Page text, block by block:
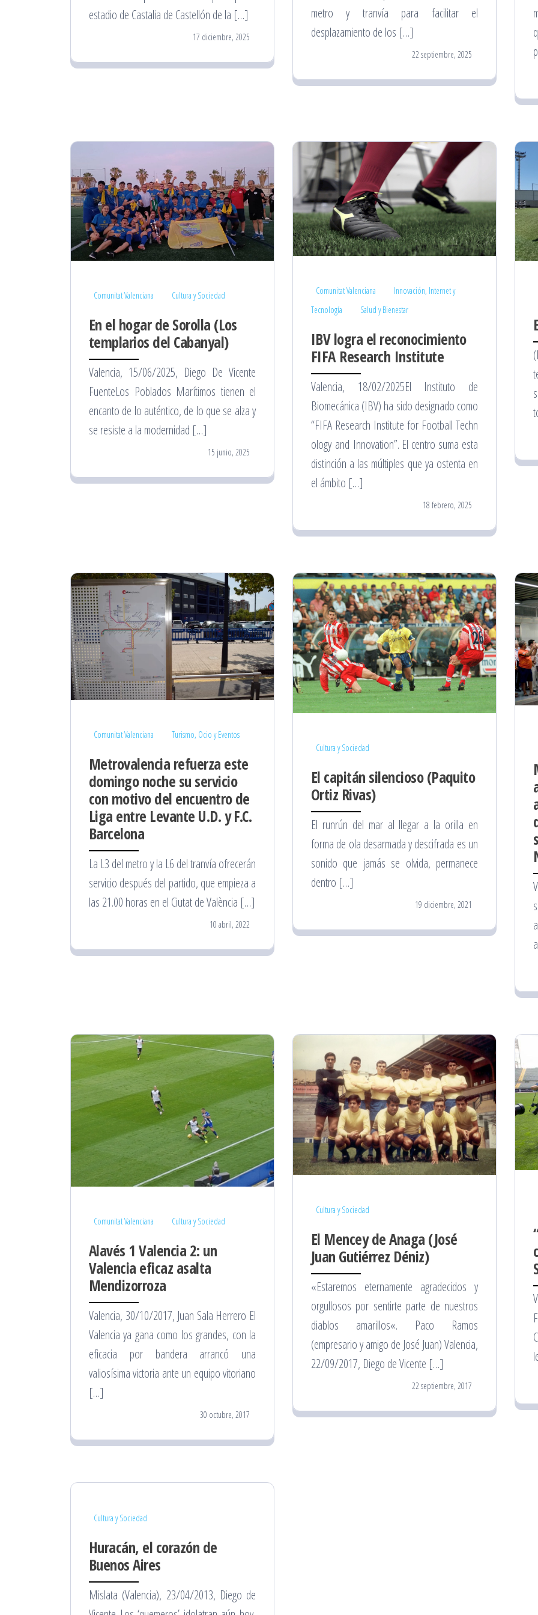
estadio de Castalia de Castellón de la […]
17 diciembre, 2025
metro y tranvía para facilitar el
desplazamiento de los […]
22 septiembre, 2025
Comunitat Valenciana Cultura y Sociedad
En el hogar de Sorolla (Los
templarios del Cabanyal)
Valencia, 15/06/2025, Diego De Vicente
FuenteLos Poblados Marítimos tienen el
encanto de lo auténtico, de lo que se alza y
se resiste a la modernidad […]
15 junio, 2025
Comunitat Valenciana
Innovación, Internet y
Tecnología
Salud y Bienestar
IBV logra el reconocimiento
FIFA Research Institute
Valencia, 18/02/2025El Instituto de
Biomecánica (IBV) ha sido designado como
“FIFA Research Institute for Football Techn
ology and Innovation”. El centro suma esta
distinción a las múltiples que ya ostenta en
el ámbito […]
18 febrero, 2025
Comunitat Valenciana Turismo, Ocio y Eventos
Metrovalencia refuerza este
domingo noche su servicio
con motivo del encuentro de
Liga entre Levante U.D. y F.C.
Barcelona
La L3 del metro y la L6 del tranvía ofrecerán
servicio después del partido, que empieza a
las 21.00 horas en el Ciutat de València […]
10 abril, 2022
Cultura y Sociedad
El capitán silencioso (Paquito
Ortiz Rivas)
El runrún del mar al llegar a la orilla en
forma de ola desarmada y descifrada es un
sonido que jamás se olvida, permanece
dentro […]
19 diciembre, 2021
Comunitat Valenciana Cultura y Sociedad
Alavés 1 Valencia 2: un
Valencia eficaz asalta
Mendizorroza
Valencia, 30/10/2017, Juan Sala Herrero El
Valencia ya gana como los grandes, con la
eficacia por bandera arrancó una
valiosísima victoria ante un equipo vitoriano
[…]
30 octubre, 2017
Cultura y Sociedad
El Mencey de Anaga (José
Juan Gutiérrez Déniz)
«Estaremos eternamente agradecidos y
orgullosos por sentirte parte de nuestros
diablos amarillos«. Paco Ramos
(empresario y amigo de José Juan) Valencia,
22/09/2017, Diego de Vicente […]
22 septiembre, 2017
Cultura y Sociedad
Huracán, el corazón de
Buenos Aires
Mislata (Valencia), 23/04/2013, Diego de